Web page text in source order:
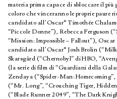
materia prima capace di sbloccare il più
coloro che vinceranno le proprie paure
candidato all’Oscar® Timothée
“Piccole Donne”), Rebecca Ferguson
“Mission: Impossible – Fallout”),
candidato all’Oscar® Josh Brolin
Skarsgård (“Chernobyl” di HBO,
(la serie di film di “Guardiani della
Zendaya (“Spider-Man:
(“Mr. Long”, “Crouching Tiger,
(“Blade Runner 2049”, “The Dark